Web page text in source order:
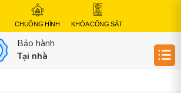
CHUÔNG HÌNH KHÓA CỔNG SẮT
Bảo hành
Tại nhà